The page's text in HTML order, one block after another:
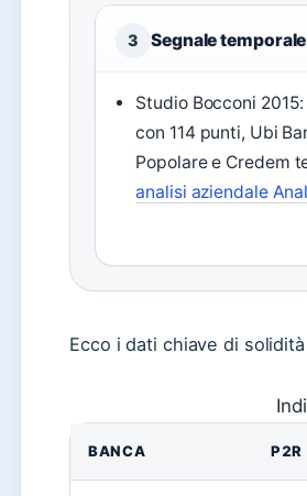
3 Segnale temporale
Studio Bocconi
con 114 punti, Ubi
Popolare e Credem
analisi aziendale
Ecco i dati chiave di
BANCA P2R